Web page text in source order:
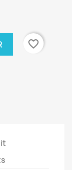
favorite_border